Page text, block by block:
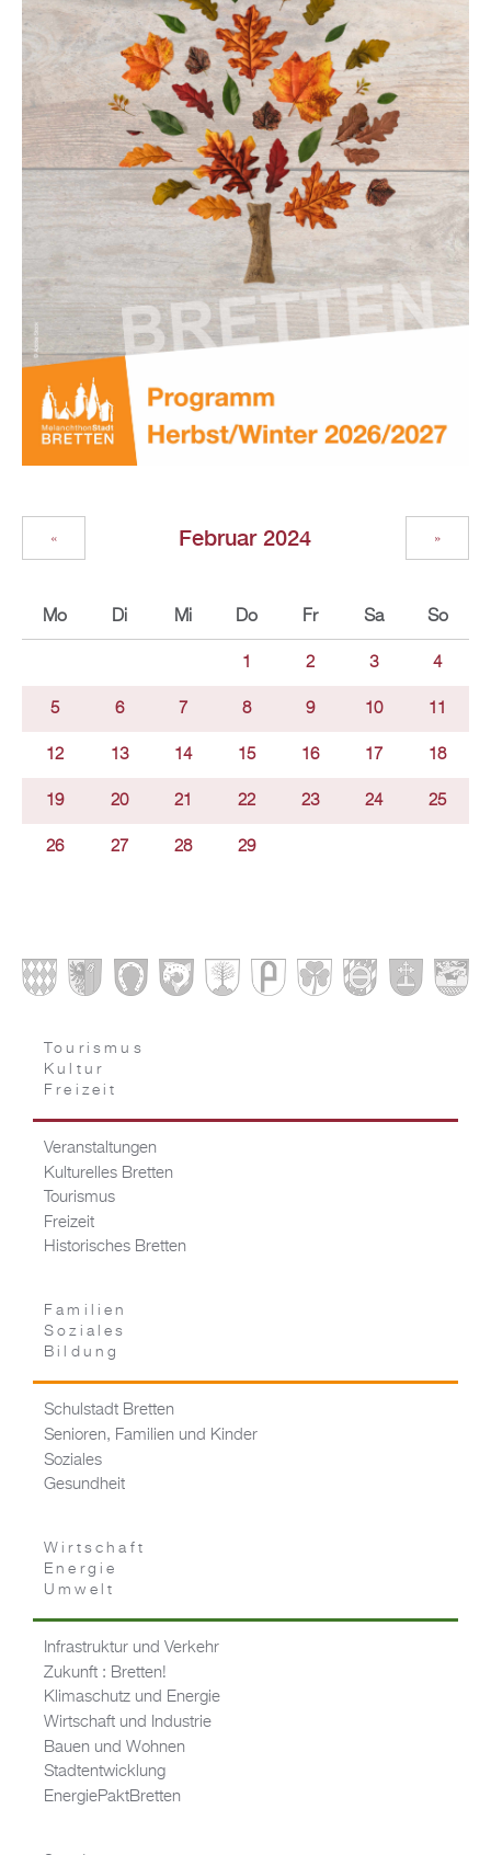
Februar 2024
« »
Mo Di Mi Do Fr Sa So
1 2 3 4
5 6 7 8 9 10 11
12 13 14 15 16 17 18
19 20 21 22 23 24 25
26 27 28 29
Tourismus
Kultur
Freizeit
Veranstaltungen
Kulturelles Bretten
Tourismus
Freizeit
Historisches Bretten
Familien
Soziales
Bildung
Schulstadt Bretten
Senioren, Familien und Kinder
Soziales
Gesundheit
Wirtschaft
Energie
Umwelt
Infrastruktur und Verkehr
Zukunft : Bretten!
Klimaschutz und Energie
Wirtschaft und Industrie
Bauen und Wohnen
Stadtentwicklung
EnergiePaktBretten